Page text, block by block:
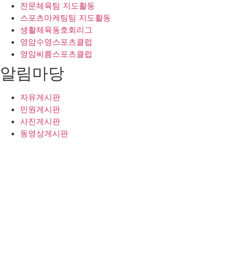
전문체육팀 지도활동
스포츠마케팅팀 지도활동
생활체육동호회리그
영암수영스포츠클럽
영암씨름스포츠클럽
알림마당
자유게시판
민원게시판
사진게시판
동영상게시판